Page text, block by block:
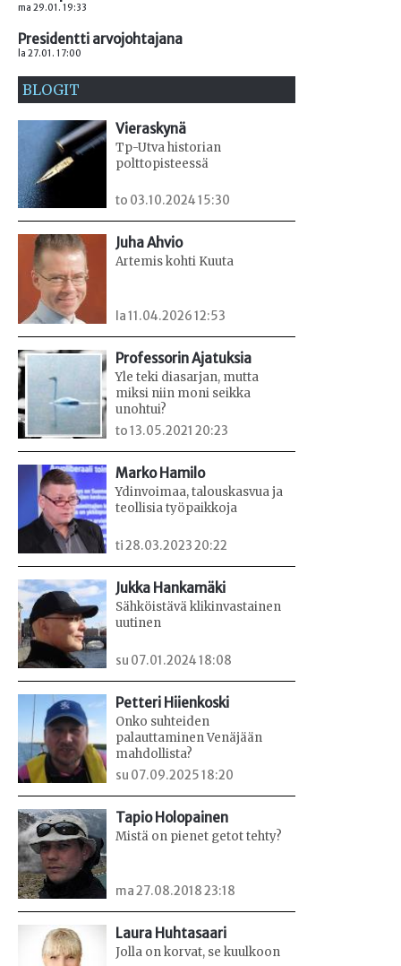
ma 29.01. 19:33
Presidentti arvojohtajana
la 27.01. 17:00
BLOGIT
Vieraskynä
Tp-Utva historian
polttopisteessä
to 03.10.2024 15:30
Juha Ahvio
Artemis kohti Kuuta
la 11.04.2026 12:53
Professorin Ajatuksia
Yle teki diasarjan, mutta
miksi niin moni seikka
unohtui?
to 13.05.2021 20:23
Marko Hamilo
Ydinvoimaa, talouskasvua ja
teollisia työpaikkoja
ti 28.03.2023 20:22
Jukka Hankamäki
Sähköistävä klikinvastainen
uutinen
su 07.01.2024 18:08
Petteri Hiienkoski
Onko suhteiden
palauttaminen Venäjään
mahdollista?
su 07.09.2025 18:20
Tapio Holopainen
Mistä on pienet getot tehty?
ma 27.08.2018 23:18
Laura Huhtasaari
Jolla on korvat, se kuulkoon